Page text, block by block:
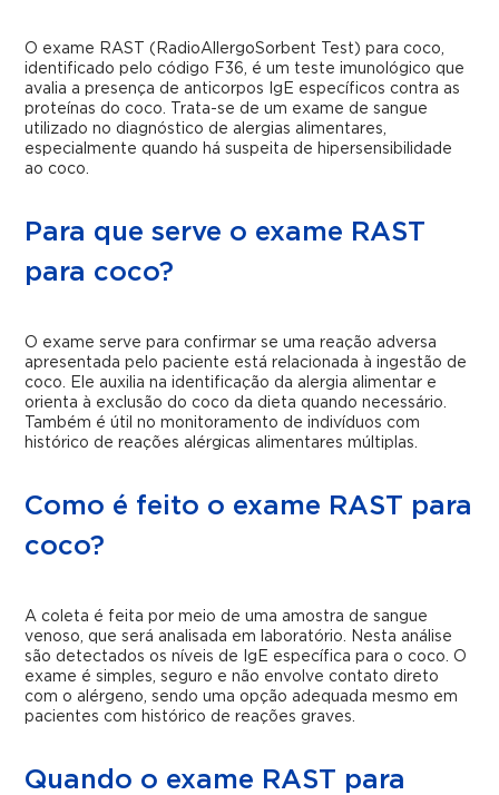
O exame RAST (RadioAllergoSorbent Test) para coco,
identificado pelo código F36, é um teste imunológico que
avalia a presença de anticorpos IgE específicos contra as
proteínas do coco. Trata-se de um exame de sangue
utilizado no diagnóstico de alergias alimentares,
especialmente quando há suspeita de hipersensibilidade
ao coco.
Para que serve o exame RAST
para coco?
O exame serve para confirmar se uma reação adversa
apresentada pelo paciente está relacionada à ingestão de
coco. Ele auxilia na identificação da alergia alimentar e
orienta à exclusão do coco da dieta quando necessário.
Também é útil no monitoramento de indivíduos com
histórico de reações alérgicas alimentares múltiplas.
Como é feito o exame RAST para
coco?
A coleta é feita por meio de uma amostra de sangue
venoso, que será analisada em laboratório. Nesta análise
são detectados os níveis de IgE específica para o coco. O
exame é simples, seguro e não envolve contato direto
com o alérgeno, sendo uma opção adequada mesmo em
pacientes com histórico de reações graves.
Quando o exame RAST para